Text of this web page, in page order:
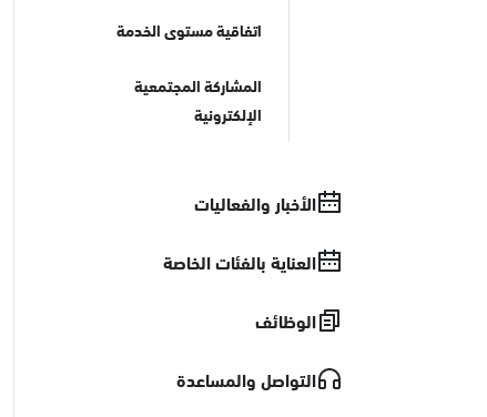
اتفاقية مستوى الخدمة
المشاركة المجتمعية
الإلكترونية
الأخبار والفعاليات
العناية بالفئات الخاصة
الوظائف
التواصل والمساعدة